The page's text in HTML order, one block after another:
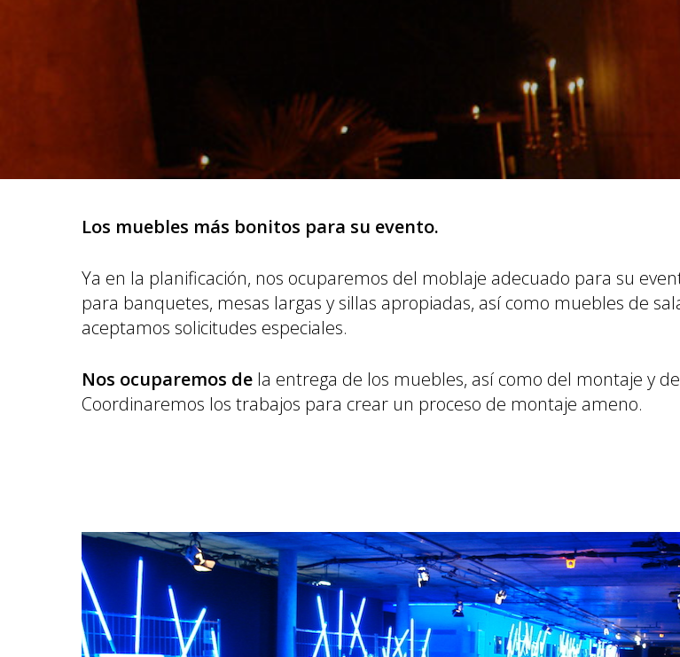
Los muebles más bonitos para su evento.
Ya en la planificación, nos ocuparemos del moblaje adecuado para su
para banquetes, mesas largas y sillas apropiadas, así como muebles de
aceptamos solicitudes especiales.
Nos ocuparemos de la entrega de los muebles, así como del montaje y
Coordinaremos los trabajos para crear un proceso de montaje ameno.